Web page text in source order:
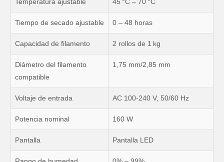
Tiempo de secado ajustable 0 – 48 horas
Capacidad de filamento 2 rollos de 1 kg
Diámetro del filamento
compatible
1,75 mm/2,85 mm
Voltaje de entrada AC 100-240 V, 50/60 Hz
Potencia nominal 160 W
Pantalla Pantalla LED